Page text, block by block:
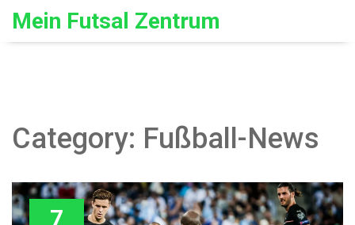
Mein Futsal Zentrum
Category: Fußball-News
7